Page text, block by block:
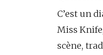
C’est un
Miss
scène,